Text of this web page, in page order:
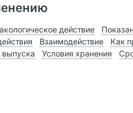
действие
Взаимодействие Как
Условия хранения